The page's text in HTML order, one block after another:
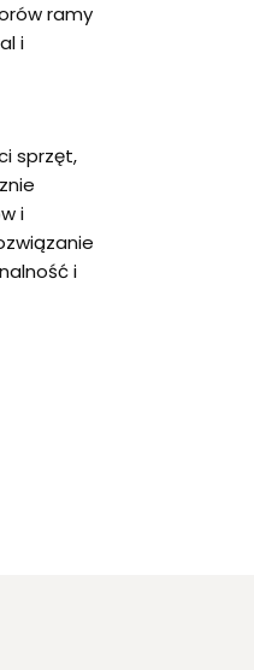
ramy
i
sprzęt,
i
i